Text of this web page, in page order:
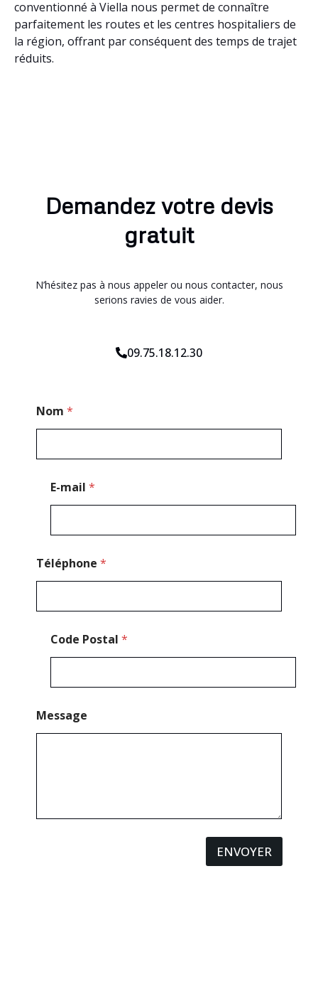
conventionné à Viella nous permet de connaître
parfaitement les routes et les centres hospitaliers de
la région, offrant par conséquent des temps de trajet
réduits.
Demandez votre devis
gratuit
N’hésitez pas à nous appeler ou nous contacter, nous
serions ravies de vous aider.
09.75.18.12.30
Nom *
*
E-mail *
Téléphone *
Code Postal *
Message
ENVOYER